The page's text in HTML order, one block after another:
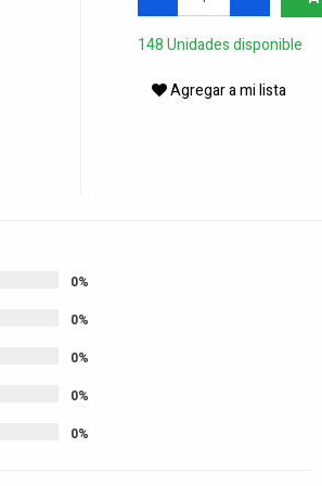
148 Unidades disponible
Agregar a mi lista
0%
0%
0%
0%
0%